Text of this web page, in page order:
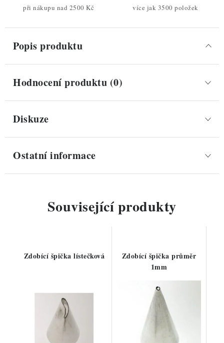
při nákupu nad 2500 Kč více jak 3500 položek
Popis produktu
Hodnocení produktu (0)
Diskuze
Ostatní informace
Související produkty
Zdobící špička lístečková
Zdobící špička průměr
1mm